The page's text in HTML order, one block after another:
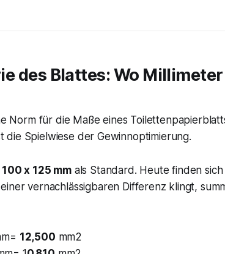
des Blattes: Wo
Norm für die Maße eines
die Spielwiese der Gewinnoptimierung.
100 x 125 mmals Standard. Heute finden
einer vernachlässigbaren Differenz klingt,
12,500 mm2